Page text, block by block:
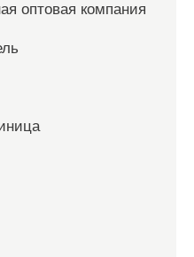
оптовая компания